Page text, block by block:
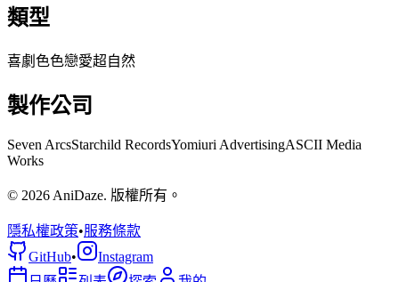
類型
喜劇 色色戀愛超自然
製作公司
Seven ArcsStarchild RecordsYomiuri AdvertisingASCII Media
Works
© 2026 AniDaze. 版權所有。
隱私權政策•服務條款
GitHub•
Instagram